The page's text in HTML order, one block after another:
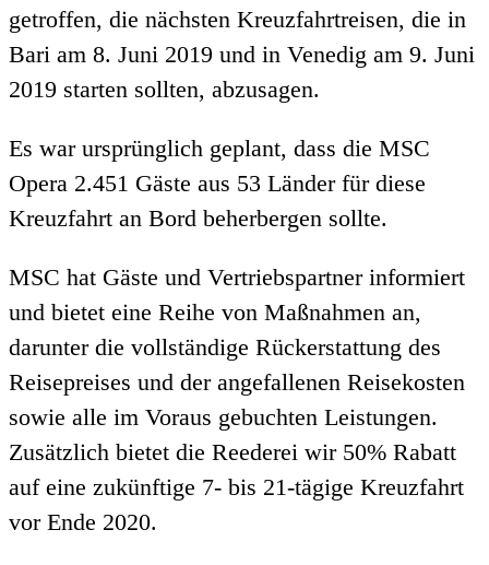
getroffen, die nächsten Kreuzfahrtreisen, die in
Bari am 8. Juni 2019 und in Venedig am 9. Juni
2019 starten sollten, abzusagen.
Es war ursprünglich geplant, dass die MSC
Opera 2.451 Gäste aus 53 Länder für diese
Kreuzfahrt an Bord beherbergen sollte.
MSC hat Gäste und Vertriebspartner informiert
und bietet eine Reihe von Maßnahmen an,
darunter die vollständige Rückerstattung des
Reisepreises und der angefallenen Reisekosten
sowie alle im Voraus gebuchten Leistungen.
Zusätzlich bietet die Reederei wir 50% Rabatt
auf eine zukünftige 7- bis 21-tägige Kreuzfahrt
vor Ende 2020.